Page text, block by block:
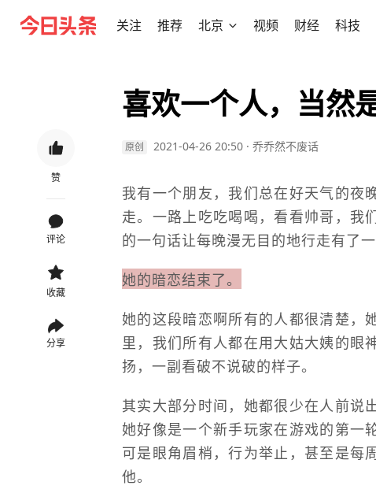
关注 推荐 北京 视频 财经 科技
赞
评论
收藏
分享
喜欢一个人，当然
原创 2021-04-26 20:50 · 乔乔然不废话
我有一个朋友，我们总在好天气的夜
走。一路上吃吃喝喝，看看帅哥，我
的一句话让每晚漫无目的地行走有了一
她的暗恋结束了。
她的这段暗恋啊所有的人都很清楚，
里，我们所有人都在用大姑大姨的眼
扬，一副看破不说破的样子。
其实大部分时间，她都很少在人前说
她好像是一个新手玩家在游戏的第一
可是眼角眉梢，行为举止，甚至是每
他。